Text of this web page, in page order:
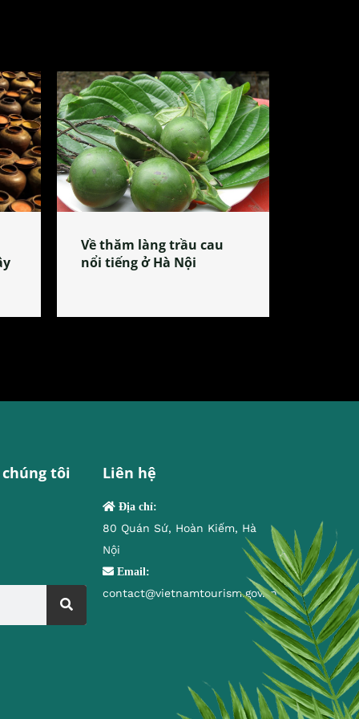
Về thăm làng trầu cau
nổi tiếng ở Hà Nội
tôi Liên hệ
Địa chỉ:
80 Quán Sứ, Hoàn Kiếm, Hà
Nội
Email:
contact@vietnamtourism.gov.vn